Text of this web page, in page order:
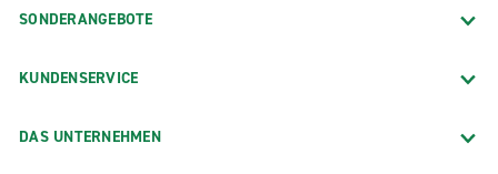
SONDERANGEBOTE
KUNDENSERVICE
DAS UNTERNEHMEN